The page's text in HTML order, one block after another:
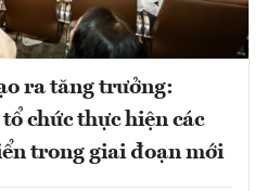
ra tăng trưởng:
chức thực hiện các
trong giai đoạn mới